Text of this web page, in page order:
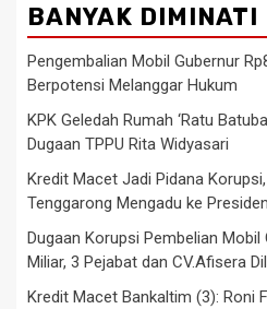
BANYAK DIMINATI
Pengembalian Mobil Gubernur
Berpotensi Melanggar Hukum
KPK Geledah Rumah ‘Ratu
Dugaan TPPU Rita Widyasari
Kredit Macet Jadi Pidana
Tenggarong Mengadu ke Presiden
Dugaan Korupsi Pembelian Mobil
Miliar, 3 Pejabat dan CV.Afisera
Kredit Macet Bankaltim (3): Roni